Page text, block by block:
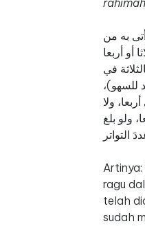
به من
أربعا
في
للسهو)،
ولا
ولو بلغ
Artinya:
ragu
telah
sudah